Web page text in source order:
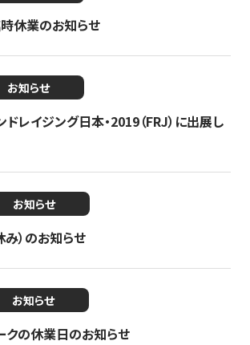
休業のお知らせ
お知らせ
ドレイジング日本・2019（FRJ）に出展し
お知らせ
）のお知らせ
お知らせ
クの休業日のお知らせ